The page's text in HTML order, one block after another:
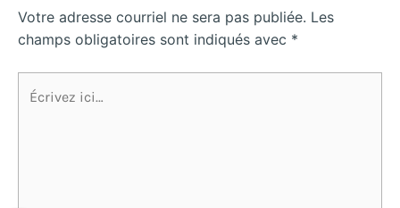
Votre adresse courriel ne sera pas publiée. Les
champs obligatoires sont indiqués avec *
ici…